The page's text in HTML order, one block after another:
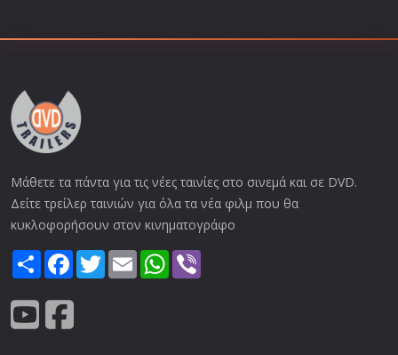
Μάθετε τα πάντα για τις νέες ταινίες στο σινεμά και σε DVD.
Δείτε τρείλερ ταινιών για όλα τα νέα φιλμ που θα
κυκλοφορήσουν στον κινηματογράφο
ShareFacebook
TwitterEmail WhatsApp